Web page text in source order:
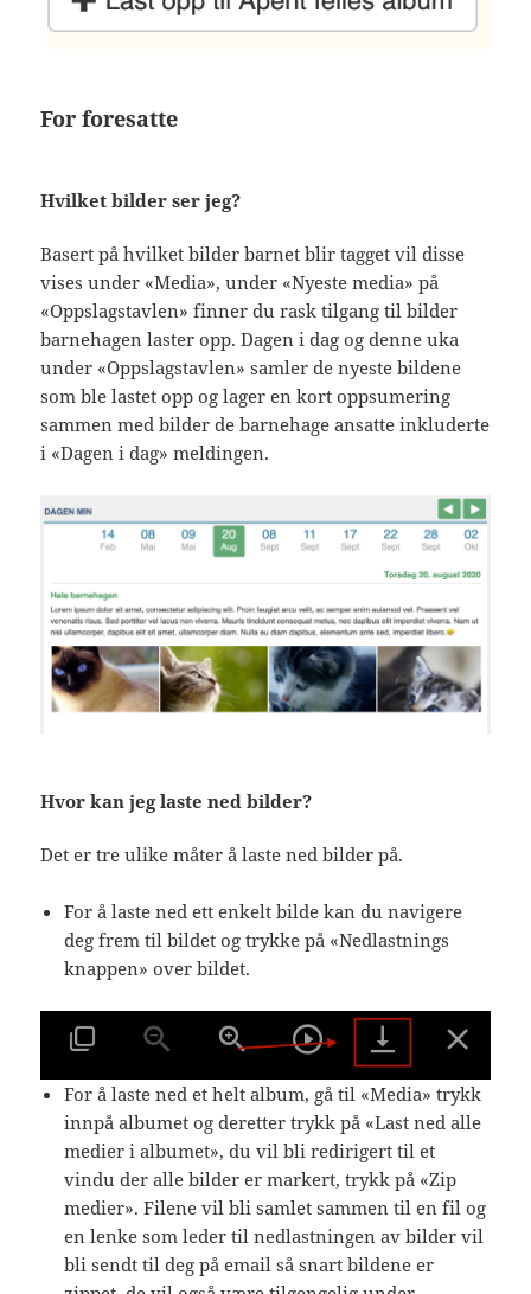
For foresatte
Hvilket bilder ser jeg?
Basert på hvilket bilder barnet blir tagget vil disse
vises under «Media», under «Nyeste media» på
«Oppslagstavlen» finner du rask tilgang til bilder
barnehagen laster opp. Dagen i dag og denne uka
under «Oppslagstavlen» samler de nyeste bildene
som ble lastet opp og lager en kort oppsumering
sammen med bilder de barnehage ansatte inkluderte
i «Dagen i dag» meldingen.
Hvor kan jeg laste ned bilder?
Det er tre ulike måter å laste ned bilder på.
For å laste ned ett enkelt bilde kan du navigere
deg frem til bildet og trykke på «Nedlastnings
knappen» over bildet.
For å laste ned et helt album, gå til «Media» trykk
innpå albumet og deretter trykk på «Last ned alle
medier i albumet», du vil bli redirigert til et
vindu der alle bilder er markert, trykk på «Zip
medier». Filene vil bli samlet sammen til en fil og
en lenke som leder til nedlastningen av bilder vil
bli sendt til deg på email så snart bildene er